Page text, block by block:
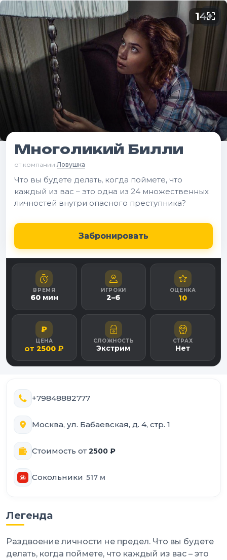
14+
Многоликий Билли
от компании Ловушка
Что вы будете делать, когда поймете, что
каждый из вас – это одна из 24 множественных
личностей внутри опасного преступника?
Забронировать
ВРЕМЯ
60мин
ИГРОКИ
2–6
ОЦЕНКА
10
₽
ЦЕНА
от2500 ₽
СЛОЖНОСТЬ
Экстрим
СТРАХ
Нет
+79848882777
Москва, ул. Бабаевская, д. 4, стр. 1
Стоимость от 2500 ₽
Сокольники 517 м
Легенда
Раздвоение личности не предел. Что вы будете
делать, когда поймете, что каждый из вас – это